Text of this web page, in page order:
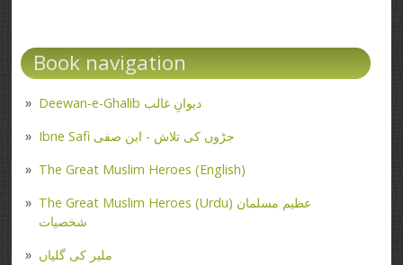
Book navigation
Deewan-e-Ghalib دیوانِ غالب
Ibne Safi جڑوں کی تلاش - ابن صفی
The Great Muslim Heroes (English)
The Great Muslim Heroes (Urdu) عظیم مسلمان
شخصیات
ملیر کی گلیاں